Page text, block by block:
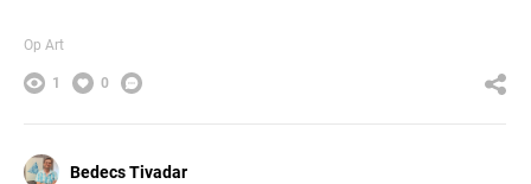
Op Art
1 0
Bedecs Tivadar